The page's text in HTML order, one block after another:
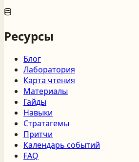
Ресурсы
Блог
Лаборатория
Карта чтения
Материалы
Гайды
Навыки
Стратагемы
Притчи
Календарь событий
FAQ